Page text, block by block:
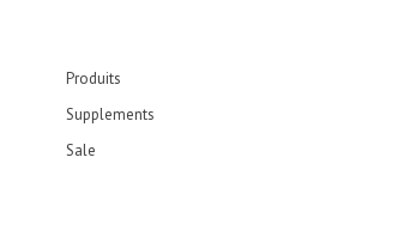
Produits
Supplements
Sale